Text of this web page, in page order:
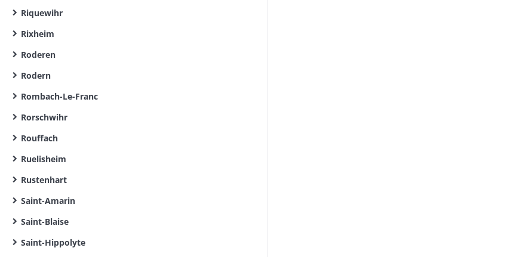
Riquewihr
Rixheim
Roderen
Rodern
Rombach-Le-Franc
Rorschwihr
Rouffach
Ruelisheim
Rustenhart
Saint-Amarin
Saint-Blaise
Saint-Hippolyte